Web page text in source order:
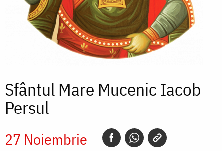
Sfântul Mare Mucenic Iacob
Persul
27 Noiembrie